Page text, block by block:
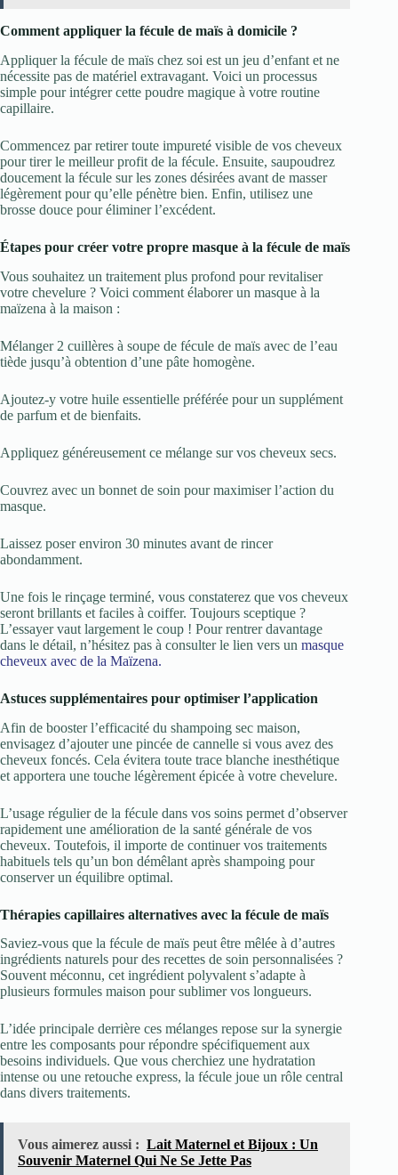
Comment appliquer la fécule de maïs à domicile ?
Appliquer la fécule de maïs chez soi est un jeu d’enfant et ne
nécessite pas de matériel extravagant. Voici un processus
simple pour intégrer cette poudre magique à votre routine
capillaire.
Commencez par retirer toute impureté visible de vos cheveux
pour tirer le meilleur profit de la fécule. Ensuite, saupoudrez
doucement la fécule sur les zones désirées avant de masser
légèrement pour qu’elle pénètre bien. Enfin, utilisez une
brosse douce pour éliminer l’excédent.
Étapes pour créer votre propre masque à la fécule de maïs
Vous souhaitez un traitement plus profond pour revitaliser
votre chevelure ? Voici comment élaborer un masque à la
maïzena à la maison :
Mélanger 2 cuillères à soupe de fécule de maïs avec de l’eau
tiède jusqu’à obtention d’une pâte homogène.
Ajoutez-y votre huile essentielle préférée pour un supplément
de parfum et de bienfaits.
Appliquez généreusement ce mélange sur vos cheveux secs.
Couvrez avec un bonnet de soin pour maximiser l’action du
masque.
Laissez poser environ 30 minutes avant de rincer
abondamment.
Une fois le rinçage terminé, vous constaterez que vos cheveux
seront brillants et faciles à coiffer. Toujours sceptique ?
L’essayer vaut largement le coup ! Pour rentrer davantage
dans le détail, n’hésitez pas à consulter le lien vers un masque
cheveux avec de la Maïzena.
Astuces supplémentaires pour optimiser l’application
Afin de booster l’efficacité du shampoing sec maison,
envisagez d’ajouter une pincée de cannelle si vous avez des
cheveux foncés. Cela évitera toute trace blanche inesthétique
et apportera une touche légèrement épicée à votre chevelure.
L’usage régulier de la fécule dans vos soins permet d’observer
rapidement une amélioration de la santé générale de vos
cheveux. Toutefois, il importe de continuer vos traitements
habituels tels qu’un bon démêlant après shampoing pour
conserver un équilibre optimal.
Thérapies capillaires alternatives avec la fécule de maïs
Saviez-vous que la fécule de maïs peut être mêlée à d’autres
ingrédients naturels pour des recettes de soin personnalisées ?
Souvent méconnu, cet ingrédient polyvalent s’adapte à
plusieurs formules maison pour sublimer vos longueurs.
L’idée principale derrière ces mélanges repose sur la synergie
entre les composants pour répondre spécifiquement aux
besoins individuels. Que vous cherchiez une hydratation
intense ou une retouche express, la fécule joue un rôle central
dans divers traitements.
Vous aimerez aussi : Lait Maternel et Bijoux : Un
Souvenir Maternel Qui Ne Se Jette Pas